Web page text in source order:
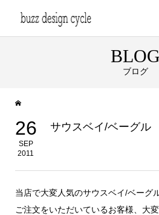
BLOG
ブログ
26
SEP
2011
サウスベイ/ベーグル
当店で大変人気のサウスベイ/ベーグ
ご注文をいただいているお客様、大